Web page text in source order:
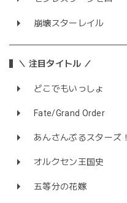
崩壊スターレイル
＼ 注目タイトル ／
どこでもいっしょ
Fate/Grand Order
あんさんぶるスターズ！
オルクセン王国史
五等分の花嫁